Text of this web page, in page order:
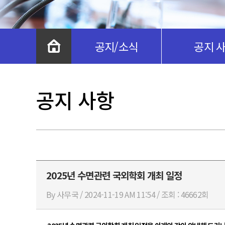
공지/소식 공지
공지 사항
2025년 수면관련 국외학회 개최 일정
By 사무국 / 2024-11-19 AM 11:54 / 조회 : 46662회